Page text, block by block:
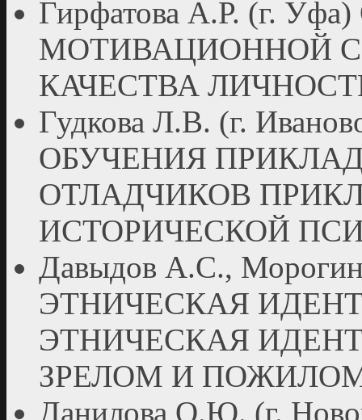
Гирфатова А.Р. (г.
МОТИВАЦИОННОЙ
КАЧЕСТВА
Гудкова Л.В. (г.
ОБУЧЕНИЯ
ОТЛАДЧИКОВ
ИСТОРИЧЕСКОЙ
Давыдов А.С.,
ЭТНИЧЕСКАЯ
ЭТНИЧЕСКАЯ
ЗРЕЛОМ И
Данилова О.Ю. (г.